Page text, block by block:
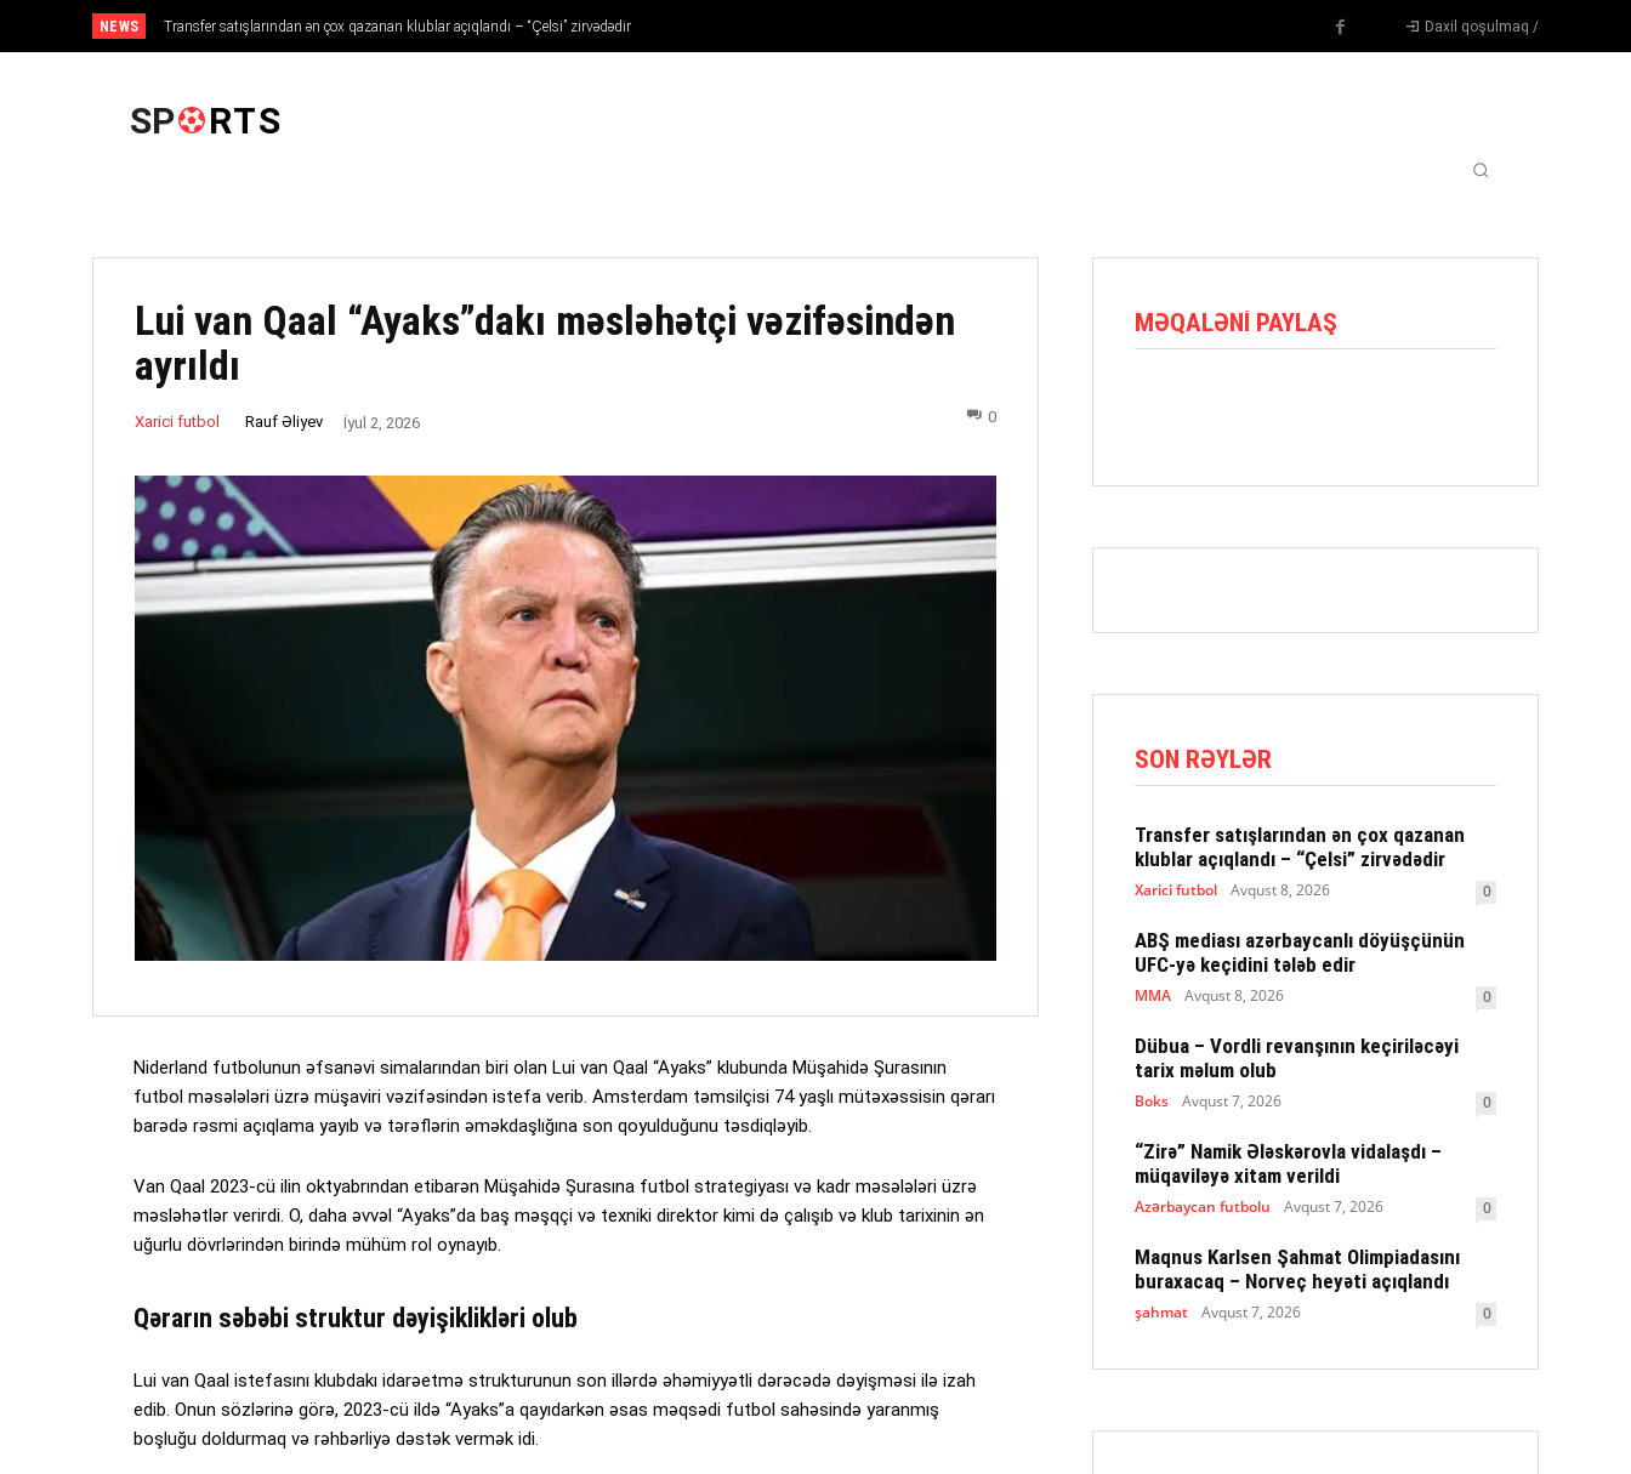
NEWS Transfer satışlarından ən çox qazanan klublar açıqlandı – “Çelsi” zirvədədir Daxil qoşulmaq /
SP RTS
Lui van Qaal “Ayaks”dakı məsləhətçi vəzifəsindən
ayrıldı
Xarici futbol Rauf Əliyev İyul 2, 2026 0
Niderland futbolunun əfsanəvi simalarından biri olan Lui van Qaal “Ayaks” klubunda Müşahidə Şurasının
futbol məsələləri üzrə müşaviri vəzifəsindən istefa verib. Amsterdam təmsilçisi 74 yaşlı mütəxəssisin qərarı
barədə rəsmi açıqlama yayıb və tərəflərin əməkdaşlığına son qoyulduğunu təsdiqləyib.
Van Qaal 2023-cü ilin oktyabrından etibarən Müşahidə Şurasına futbol strategiyası və kadr məsələləri üzrə
məsləhətlər verirdi. O, daha əvvəl “Ayaks”da baş məşqçi və texniki direktor kimi də çalışıb və klub tarixinin ən
uğurlu dövrlərindən birində mühüm rol oynayıb.
Qərarın səbəbi struktur dəyişiklikləri olub
Lui van Qaal istefasını klubdakı idarəetmə strukturunun son illərdə əhəmiyyətli dərəcədə dəyişməsi ilə izah
edib. Onun sözlərinə görə, 2023-cü ildə “Ayaks”a qayıdarkən əsas məqsədi futbol sahəsində yaranmış
boşluğu doldurmaq və rəhbərliyə dəstək vermək idi.
MƏQALƏNI PAYLAŞ
SON RƏYLƏR
Transfer satışlarından ən çox qazanan
klublar açıqlandı – “Çelsi” zirvədədir
Xarici futbol Avqust 8, 2026 0
ABŞ mediası azərbaycanlı döyüşçünün
UFC-yə keçidini tələb edir
MMA Avqust 8, 2026 0
Dübua – Vordli revanşının keçiriləcəyi
tarix məlum olub
Boks Avqust 7, 2026 0
“Zirə” Namik Ələskərovla vidalaşdı –
müqaviləyə xitam verildi
Azərbaycan futbolu Avqust 7, 2026 0
Maqnus Karlsen Şahmat Olimpiadasını
buraxacaq – Norveç heyəti açıqlandı
şahmat Avqust 7, 2026 0